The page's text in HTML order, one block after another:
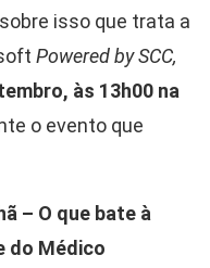
isso que trata a
Powered by SCC,
às 13h00 na
o evento que
– O que bate à
do Médico